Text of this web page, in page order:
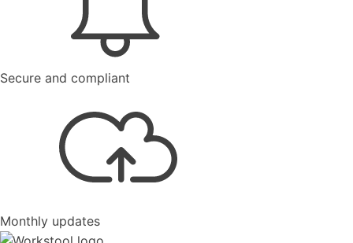
Secure and compliant
Monthly updates